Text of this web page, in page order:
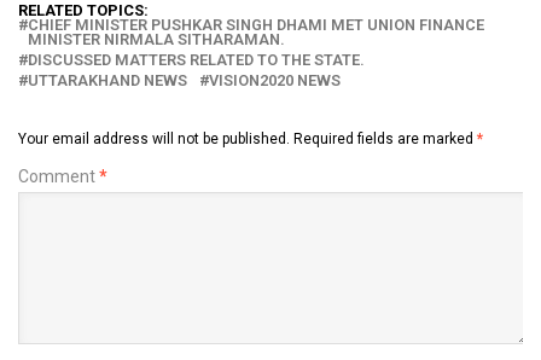
RELATED TOPICS:
CHIEF MINISTER PUSHKAR SINGH DHAMI MET UNION FINANCE
MINISTER NIRMALA SITHARAMAN.
DISCUSSED MATTERS RELATED TO THE STATE.
UTTARAKHAND NEWS
VISION2020 NEWS
Your email address will not be published. Required fields are marked *
Comment*